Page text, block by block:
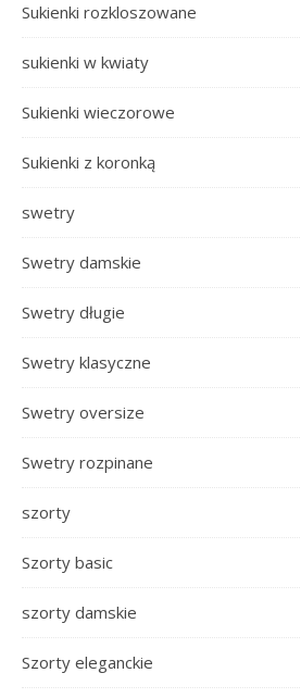
Sukienki rozkloszowane
sukienki w kwiaty
Sukienki wieczorowe
Sukienki z koronką
swetry
Swetry damskie
Swetry długie
Swetry klasyczne
Swetry oversize
Swetry rozpinane
szorty
Szorty basic
szorty damskie
Szorty eleganckie